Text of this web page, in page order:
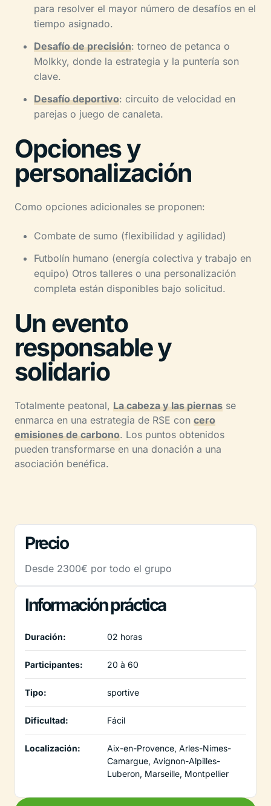
para resolver el mayor número de desafíos en el
tiempo asignado.
Desafío de precisión: torneo de petanca o
Molkky, donde la estrategia y la puntería son
clave.
Desafío deportivo: circuito de velocidad en
parejas o juego de canaleta.
Opciones y
personalización
Como opciones adicionales se proponen:
Combate de sumo (flexibilidad y agilidad)
Futbolín humano (energía colectiva y trabajo en
equipo) Otros talleres o una personalización
completa están disponibles bajo solicitud.
Un evento
responsable y
solidario
Totalmente peatonal, La cabeza y las piernas se
enmarca en una estrategia de RSE con cero
emisiones de carbono. Los puntos obtenidos
pueden transformarse en una donación a una
asociación benéfica.
Precio
Desde 2300€ por todo el grupo
Información práctica
Duración: 02 horas
Participantes: 20 à 60
Tipo: sportive
Dificultad: Fácil
Localización:
Aix-en-Provence, Arles-Nimes-
Camargue, Avignon-Alpilles-
Luberon, Marseille, Montpellier